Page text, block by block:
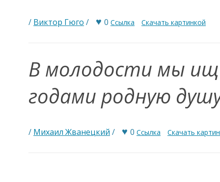
/ Виктор Гюго / ♥ 0 Ссылка Скачать картинкой
В молодости мы
годами родную
/ Михаил Жванецкий / ♥ 0 Ссылка Скачать